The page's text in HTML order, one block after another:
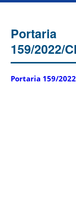
Portaria
159/2022/
Portaria 159/